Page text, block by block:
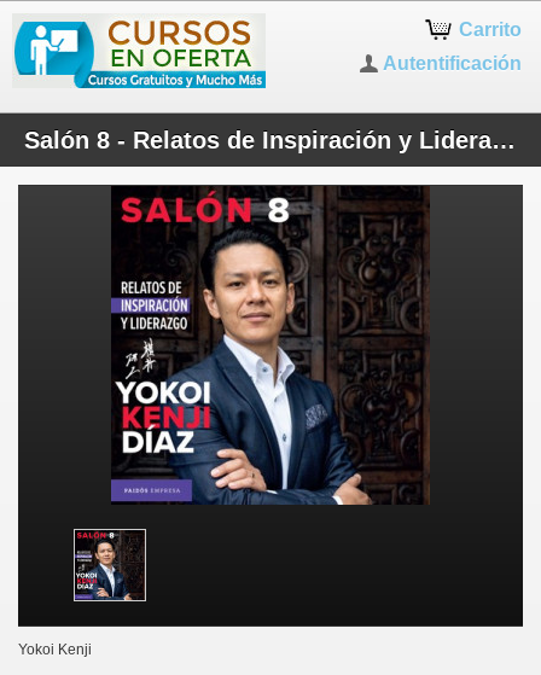
Carrito
Autentificación
Salón 8 - Relatos de Inspiración y Liderazgo
Yokoi Kenji